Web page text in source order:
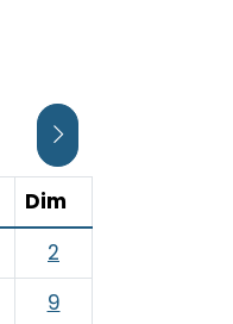
CLIQUER POUR
Samedi
Dim
2
9